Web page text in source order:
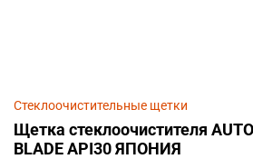
Стеклоочистительные щетки
Щетка стеклоочистителя
BLADE API30 ЯПОНИЯ